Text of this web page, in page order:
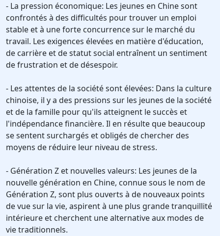
- La pression économique: Les jeunes en Chine sont
confrontés à des difficultés pour trouver un emploi
stable et à une forte concurrence sur le marché du
travail. Les exigences élevées en matière d'éducation,
de carrière et de statut social entraînent un sentiment
de frustration et de désespoir.
- Les attentes de la société sont élevées: Dans la culture
chinoise, il y a des pressions sur les jeunes de la société
et de la famille pour qu'ils atteignent le succès et
l'indépendance financière. Il en résulte que beaucoup
se sentent surchargés et obligés de chercher des
moyens de réduire leur niveau de stress.
- Génération Z et nouvelles valeurs: Les jeunes de la
nouvelle génération en Chine, connue sous le nom de
Génération Z, sont plus ouverts à de nouveaux points
de vue sur la vie, aspirent à une plus grande tranquillité
intérieure et cherchent une alternative aux modes de
vie traditionnels.